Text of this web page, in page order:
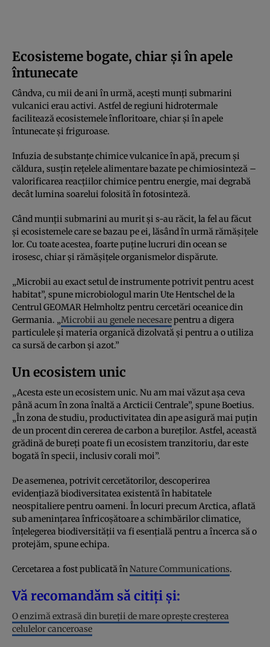
Ecosisteme bogate, chiar și în apele
întunecate
Cândva, cu mii de ani în urmă, acești munți submarini
vulcanici erau activi. Astfel de regiuni hidrotermale
facilitează ecosistemele înfloritoare, chiar și în apele
întunecate și friguroase.
Infuzia de substanțe chimice vulcanice în apă, precum și
căldura, susțin rețelele alimentare bazate pe chimiosinteză –
valorificarea reacțiilor chimice pentru energie, mai degrabă
decât lumina soarelui folosită în fotosinteză.
Când munții submarini au murit și s-au răcit, la fel au făcut
și ecosistemele care se bazau pe ei, lăsând în urmă rămășițele
lor. Cu toate acestea, foarte puține lucruri din ocean se
irosesc, chiar și rămășițele organismelor dispărute.
„Microbii au exact setul de instrumente potrivit pentru acest
habitat”, spune microbiologul marin Ute Hentschel de la
Centrul GEOMAR Helmholtz pentru cercetări oceanice din
Germania. „Microbii au genele necesarepentru a digera
particulele și materia organică dizolvată și pentru a o utiliza
ca sursă de carbon și azot.”
Un ecosistem unic
„Acesta este un ecosistem unic. Nu am mai văzut așa ceva
până acum în zona înaltă a Arcticii Centrale”, spune Boetius.
„În zona de studiu, productivitatea din ape asigură mai puțin
de un procent din cererea de carbon a bureților. Astfel, această
grădină de bureți poate fi un ecosistem tranzitoriu, dar este
bogată în specii, inclusiv corali moi”.
De asemenea, potrivit cercetătorilor, descoperirea
evidențiază biodiversitatea existentă în habitatele
neospitaliere pentru oameni. În locuri precum Arctica, aflată
sub amenințarea înfricoșătoare a schimbărilor climatice,
înțelegerea biodiversității va fi esențială pentru a încerca să o
protejăm, spune echipa.
Cercetarea a fost publicată înNature Communications.
Vă recomandăm să citiți și:
O enzimă extrasă din bureţii de mare opreşte creşterea
celulelor canceroase